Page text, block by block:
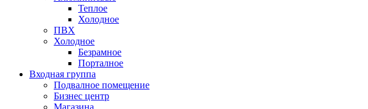
Теплое
Холодное
ПВХ
Холодное
Безрамное
Порталное
Входная группа
Подвалное помещение
Бизнес центр
Магазина